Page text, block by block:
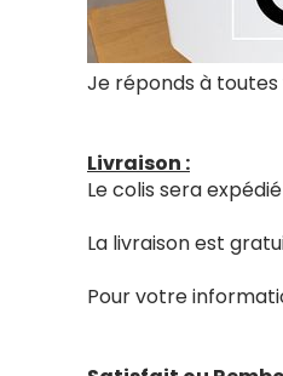
Je réponds à toutes
Livraison :
Le colis sera
La livraison est
Pour votre